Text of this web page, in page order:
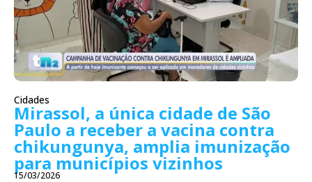
Cidades
Mirassol, a única cidade de São
Paulo a receber a vacina contra
chikungunya, amplia imunização
para municípios vizinhos
15/03/2026